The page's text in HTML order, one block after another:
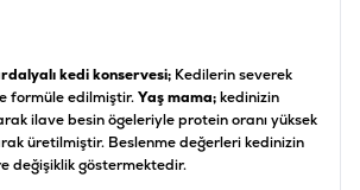
kedi konservesi; Kedilerin severek
formüle edilmiştir.Yaş mama;kedinizin
ilave besin ögeleriyle protein oranı yüksek
üretilmiştir. Beslenme değerleri kedinizin
değişiklik göstermektedir.